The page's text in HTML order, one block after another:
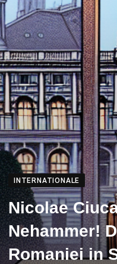
INTERNATIONALE
Nicolae
Nehammer!
Romaniei in